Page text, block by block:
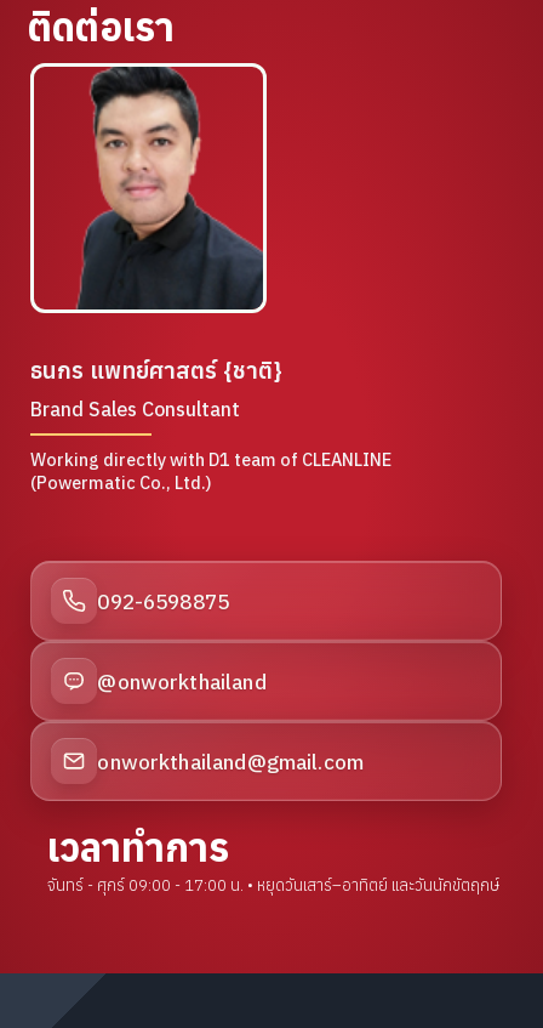
ติดต่อเรา
ธนกร แพทย์ศาสตร์ {ชาติ}
Brand Sales Consultant
Working directly with D1 team of CLEANLINE
(Powermatic Co., Ltd.)
092-6598875
@onworkthailand
onworkthailand@gmail.com
เวลาทำการ
จันทร์ - ศุกร์ 09:00 - 17:00 น. • หยุดวันเสาร์–อาทิตย์ และวันนักขัตฤกษ์